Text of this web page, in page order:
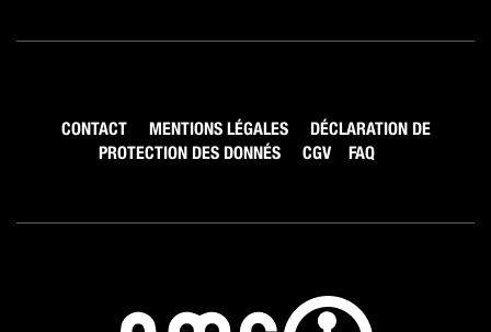
CONTACT MENTIONS LÉGALES
DÉCLARATION DE
PROTECTION DES DONNÉS
CGV FAQ